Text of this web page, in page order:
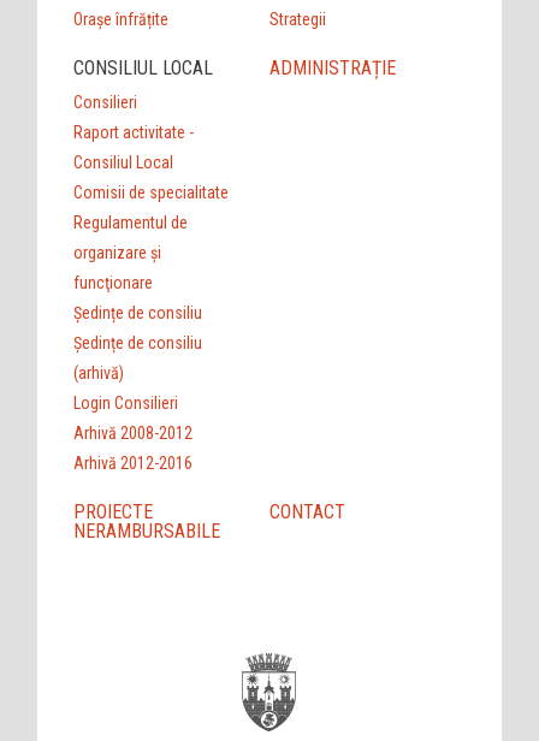
Orașe înfrățite
Strategii
CONSILIUL LOCAL
Consilieri
Raport activitate -
Consiliul Local
Comisii de specialitate
Regulamentul de
organizare şi
funcţionare
Ședințe de consiliu
Ședințe de consiliu
(arhivă)
Login Consilieri
Arhivă 2008-2012
Arhivă 2012-2016
ADMINISTRAȚIE
PROIECTE
NERAMBURSABILE
CONTACT